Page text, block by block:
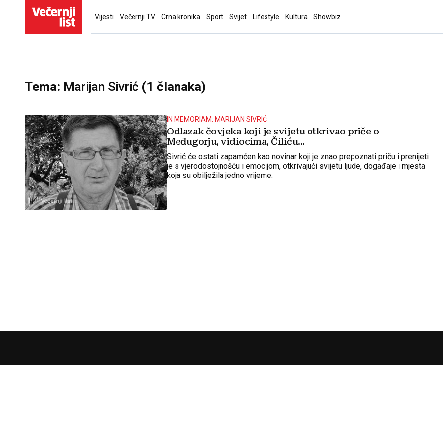
Vijesti Večernji TV Crna kronika Sport Svijet Lifestyle Kultura Showbiz
Tema: Marijan Sivrić (1 članaka)
IN MEMORIAM: MARIJAN SIVRIĆ
Odlazak čovjeka koji je svijetu otkrivao priče o
Međugorju, vidiocima, Čiliću...
Sivrić će ostati zapamćen kao novinar koji je znao prepoznati priču i prenijeti
je s vjerodostojnošću i emocijom, otkrivajući svijetu ljude, događaje i mjesta
koja su obilježila jedno vrijeme.